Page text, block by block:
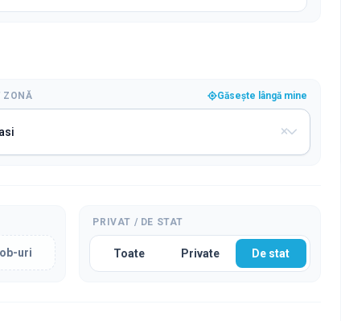
ZONĂ Găsește lângă mine
uri
PRIVAT / DE STAT
Toate Private De stat